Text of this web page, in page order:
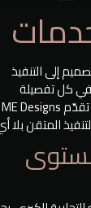
إلى التنفيذ
في كل تفصيلة
المتقن بلا